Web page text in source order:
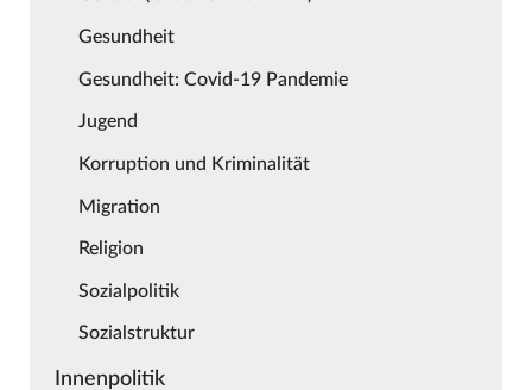
Gesundheit
Gesundheit: Covid-19 Pandemie
Jugend
Korruption und Kriminalität
Migration
Religion
Sozialpolitik
Sozialstruktur
Innenpolitik